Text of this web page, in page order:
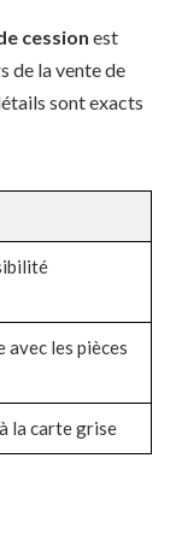
cession est
de la vente de
sont exacts
avec les pièces
la carte grise